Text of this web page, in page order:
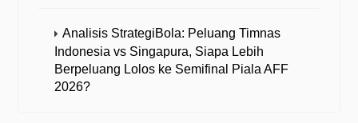
Analisis StrategiBola: Peluang Timnas
Indonesia vs Singapura, Siapa Lebih
Berpeluang Lolos ke Semifinal Piala AFF
2026?